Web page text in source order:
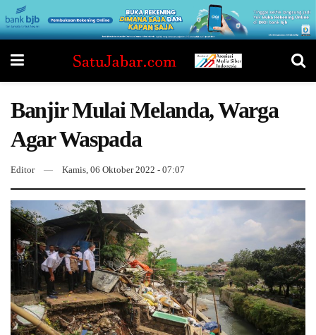
Banjir Mulai Melanda, Warga
Agar Waspada
Editor Kamis, 06 Oktober 2022 - 07:07